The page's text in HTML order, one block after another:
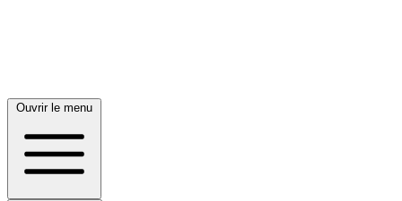
Ouvrir le menu